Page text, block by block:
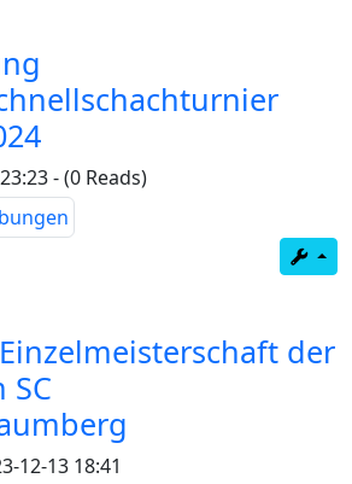
-(0 Reads)
der
SC
12-13 18:41